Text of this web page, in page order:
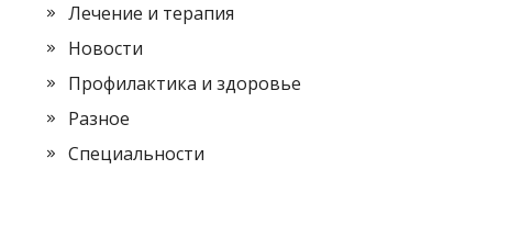
Лечение и терапия
Новости
Профилактика и здоровье
Разное
Специальности